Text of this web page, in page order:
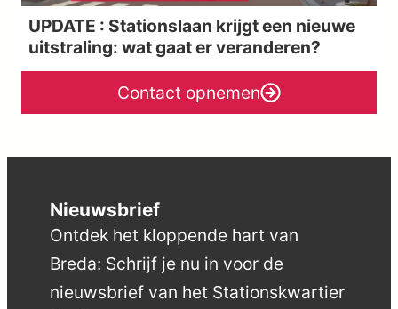
UPDATE : Stationslaan krijgt een nieuwe
uitstraling: wat gaat er veranderen?
Contact opnemen
Nieuwsbrief
Ontdek het kloppende hart van
Breda: Schrijf je nu in voor de
nieuwsbrief van het Stationskwartier